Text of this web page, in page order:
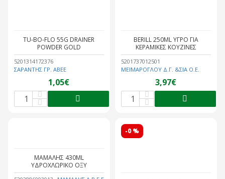
5201314172376
ΣΑΡΑΝΤΗΣ ΓΡ. ΑΒΕΕ
TU-BO-FLO 55G DRAINER
POWDER GOLD
1,05€
5201737012501
ΜΕΙΜΑΡΟΓΛΟΥ Δ.Γ. &ΣΙΑ Ο.Ε.
BERILL 250ML ΥΓΡΟ ΓΙΑ
ΚΕΡΑΜΙΚΕΣ ΚΟΥΖΙΝΕΣ
3,97€
ΜΑΜΑΛΗΣ 430ML
ΥΔΡΟΧΛΩΡΙΚΟ ΟΞΥ
-0 %